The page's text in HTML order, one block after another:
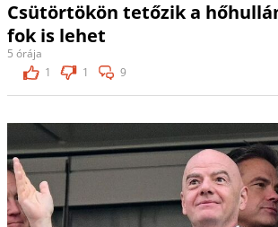
Csütörtökön tetőzik a
fok is lehet
5 órája
1
1 9